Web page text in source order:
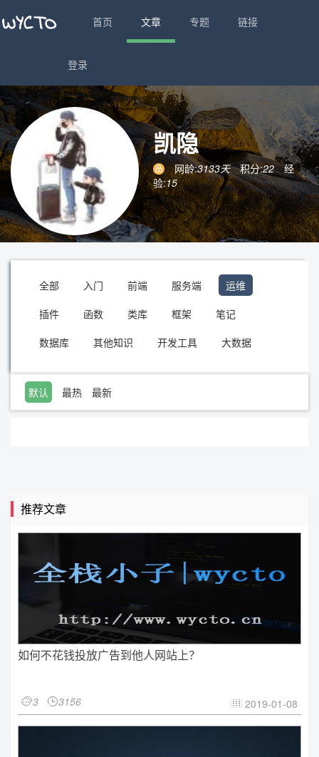
首页 文章 专题 链接
登录
凯隐
网龄:3133天 积分:22
经
验:15
全部 入门 前端 服务端
运维
插件
函数 类库 框架
笔记
数据库
其他知识 开发工具 大数据
默认 最热 最新
推荐文章
如何不花钱投放广告到他人网站上？
3 3156  2019-01-08